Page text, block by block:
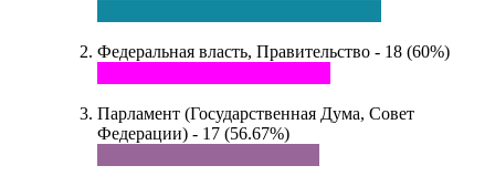
Федеральная власть, Правительство - 18 (60%)
Парламент (Государственная Дума, Совет
Федерации) - 17 (56.67%)